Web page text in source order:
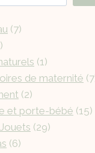
7
1
de maternité 7
2
et porte-bébé 15
29
6